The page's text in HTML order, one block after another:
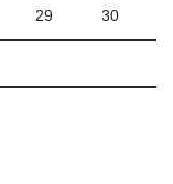
29 30